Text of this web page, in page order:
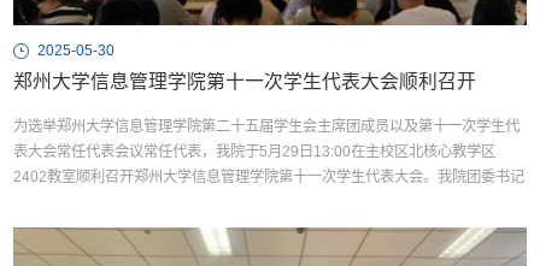
2025-05-30
郑州大学信息管理学院第十一次学生代表大会顺利召开
为选举郑州大学信息管理学院第二十五届学生会主席团成员以及第十一次学生代
表大会常任代表会议常任代表，我院于5月29日13:00在主校区北核心教学区
2402教室顺利召开郑州大学信息管理学院第十一次学生代表大会。我院团委书记
次大会。郑州大学学生会观摩督导组成员姜欣茹为信息管理学院第十一次学生代
表大会宣布相关说明，大会正式开始。第二十四届学生会...